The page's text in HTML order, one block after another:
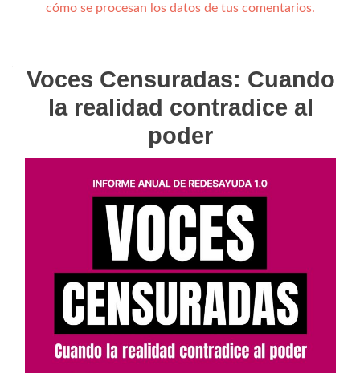
cómo se procesan los datos de tus comentarios.
Voces Censuradas: Cuando
la realidad contradice al
poder